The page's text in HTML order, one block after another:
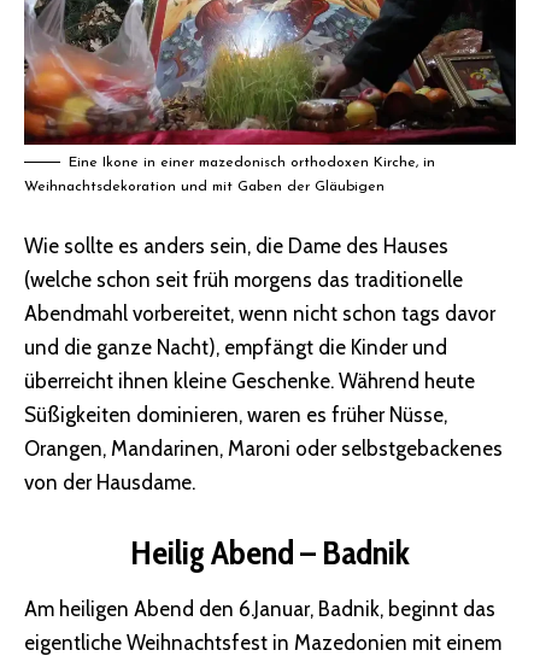
Eine Ikone in einer mazedonisch orthodoxen Kirche, in
Weihnachtsdekoration und mit Gaben der Gläubigen
Wie sollte es anders sein, die Dame des Hauses
(welche schon seit früh morgens das traditionelle
Abendmahl vorbereitet, wenn nicht schon tags davor
und die ganze Nacht), empfängt die Kinder und
überreicht ihnen kleine Geschenke. Während heute
Süßigkeiten dominieren, waren es früher Nüsse,
Orangen, Mandarinen, Maroni oder selbstgebackenes
von der Hausdame.
Heilig Abend – Badnik
Am heiligen Abend den 6.Januar, Badnik, beginnt das
eigentliche Weihnachtsfest in Mazedonien mit einem